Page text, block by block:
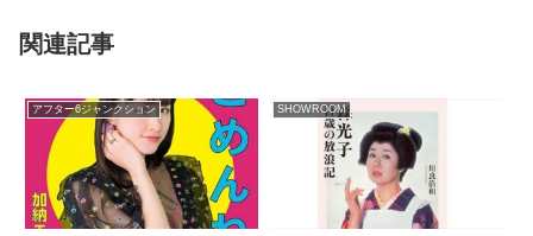
関連記事
アフター6ジャンクション SHOWROOM